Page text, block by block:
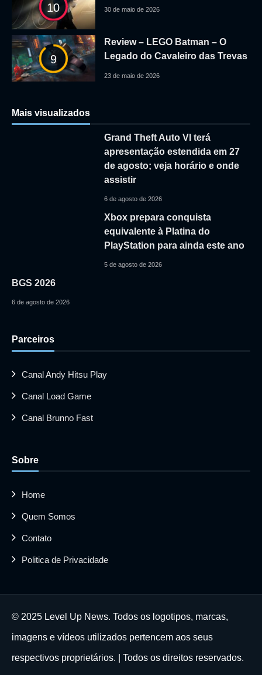
10 30 de maio de 2026
9
Review – LEGO Batman – O
Legado do Cavaleiro das Trevas
23 de maio de 2026
Mais visualizados
Grand Theft Auto VI terá
apresentação estendida em 27
de agosto; veja horário e onde
assistir
6 de agosto de 2026
Xbox prepara conquista
equivalente à Platina do
PlayStation para ainda este ano
5 de agosto de 2026
BGS 2026
6 de agosto de 2026
Parceiros
Canal Andy Hitsu Play
Canal Load Game
Canal Brunno Fast
Sobre
Home
Quem Somos
Contato
Politica de Privacidade
© 2025 Level Up News. Todos os logotipos, marcas,
imagens e vídeos utilizados pertencem aos seus
respectivos proprietários. | Todos os direitos reservados.